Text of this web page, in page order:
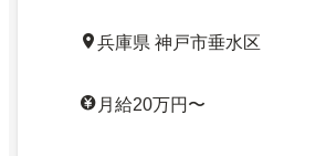
兵庫県 神戸市垂水区
月給20万円〜